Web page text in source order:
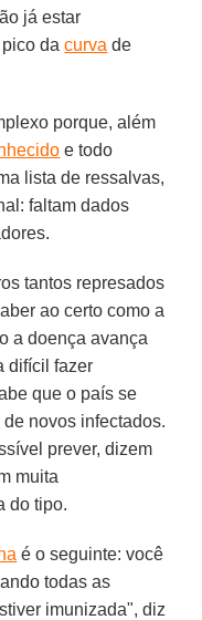
já estar
pico dacurva de
porque, além
e todo
lista de ressalvas,
faltam dados
tantos represados
ao certo como a
a doença avança
difícil fazer
que o país se
novos infectados.
prever, dizem
muita
do tipo.
é o seguinte: você
todas as
imunizada", diz